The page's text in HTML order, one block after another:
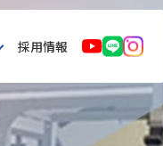
採用情報